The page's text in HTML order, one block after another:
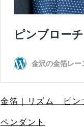
金箔｜リズム ピン
ペンダント